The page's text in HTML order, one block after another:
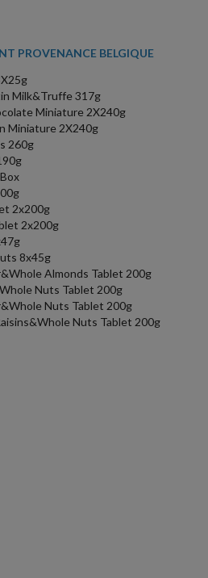
PROVENANCE BELGIQUE
Milk&Truffe 317g
Miniature 2X240g
Miniature 2X240g
260g
2x200g
2x200g
8x45g
Almonds Tablet 200g
Nuts Tablet 200g
Nuts Tablet 200g
Nuts Tablet 200g